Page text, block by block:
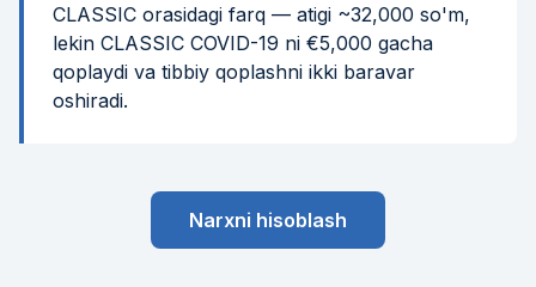
CLASSIC orasidagi farq — atigi ~32,000 so'm,
lekin CLASSIC COVID-19 ni €5,000 gacha
qoplaydi va tibbiy qoplashni ikki baravar
oshiradi.
Narxni hisoblash